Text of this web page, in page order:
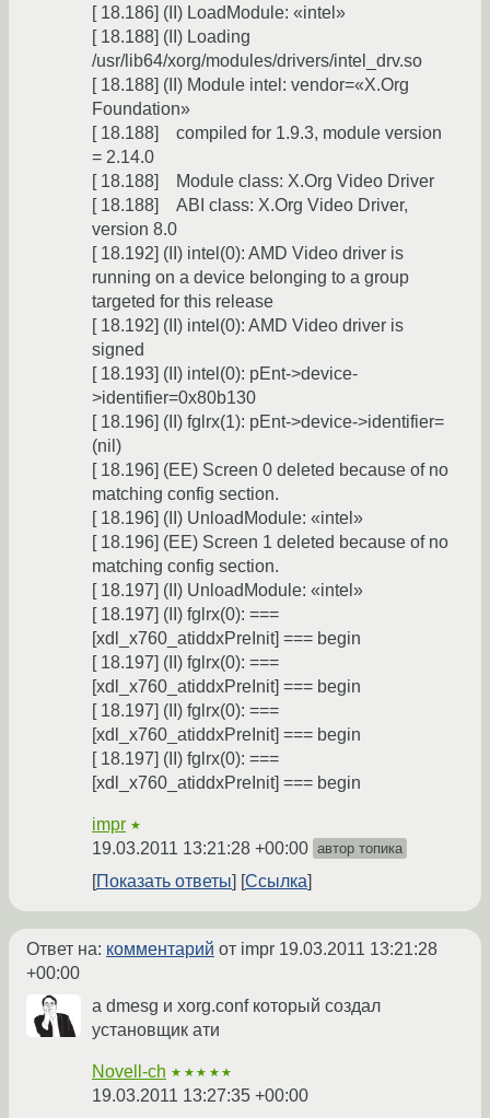
[ 18.186] (II) LoadModule: «intel»
[ 18.188] (II) Loading
/usr/lib64/xorg/modules/drivers/intel_drv.so
[ 18.188] (II) Module intel: vendor=«X.Org
Foundation»
[ 18.188] compiled for 1.9.3, module version
= 2.14.0
[ 18.188] Module class: X.Org Video Driver
[ 18.188] ABI class: X.Org Video Driver,
version 8.0
[ 18.192] (II) intel(0): AMD Video driver is
running on a device belonging to a group
targeted for this release
[ 18.192] (II) intel(0): AMD Video driver is
signed
[ 18.193] (II) intel(0): pEnt->device-
>identifier=0x80b130
[ 18.196] (II) fglrx(1): pEnt->device->identifier=
(nil)
[ 18.196] (EE) Screen 0 deleted because of no
matching config section.
[ 18.196] (II) UnloadModule: «intel»
[ 18.196] (EE) Screen 1 deleted because of no
matching config section.
[ 18.197] (II) UnloadModule: «intel»
[ 18.197] (II) fglrx(0): ===
[xdl_x760_atiddxPreInit] === begin
[ 18.197] (II) fglrx(0): ===
[xdl_x760_atiddxPreInit] === begin
[ 18.197] (II) fglrx(0): ===
[xdl_x760_atiddxPreInit] === begin
[ 18.197] (II) fglrx(0): ===
[xdl_x760_atiddxPreInit] === begin
impr ★
19.03.2011 13:21:28 +00:00 автор топика
Показать ответы Ссылка
Ответ на: комментарий от impr 19.03.2011 13:21:28
+00:00
а dmesg и xorg.conf который создал
установщик ати
Novell-ch ★★★★★
19.03.2011 13:27:35 +00:00